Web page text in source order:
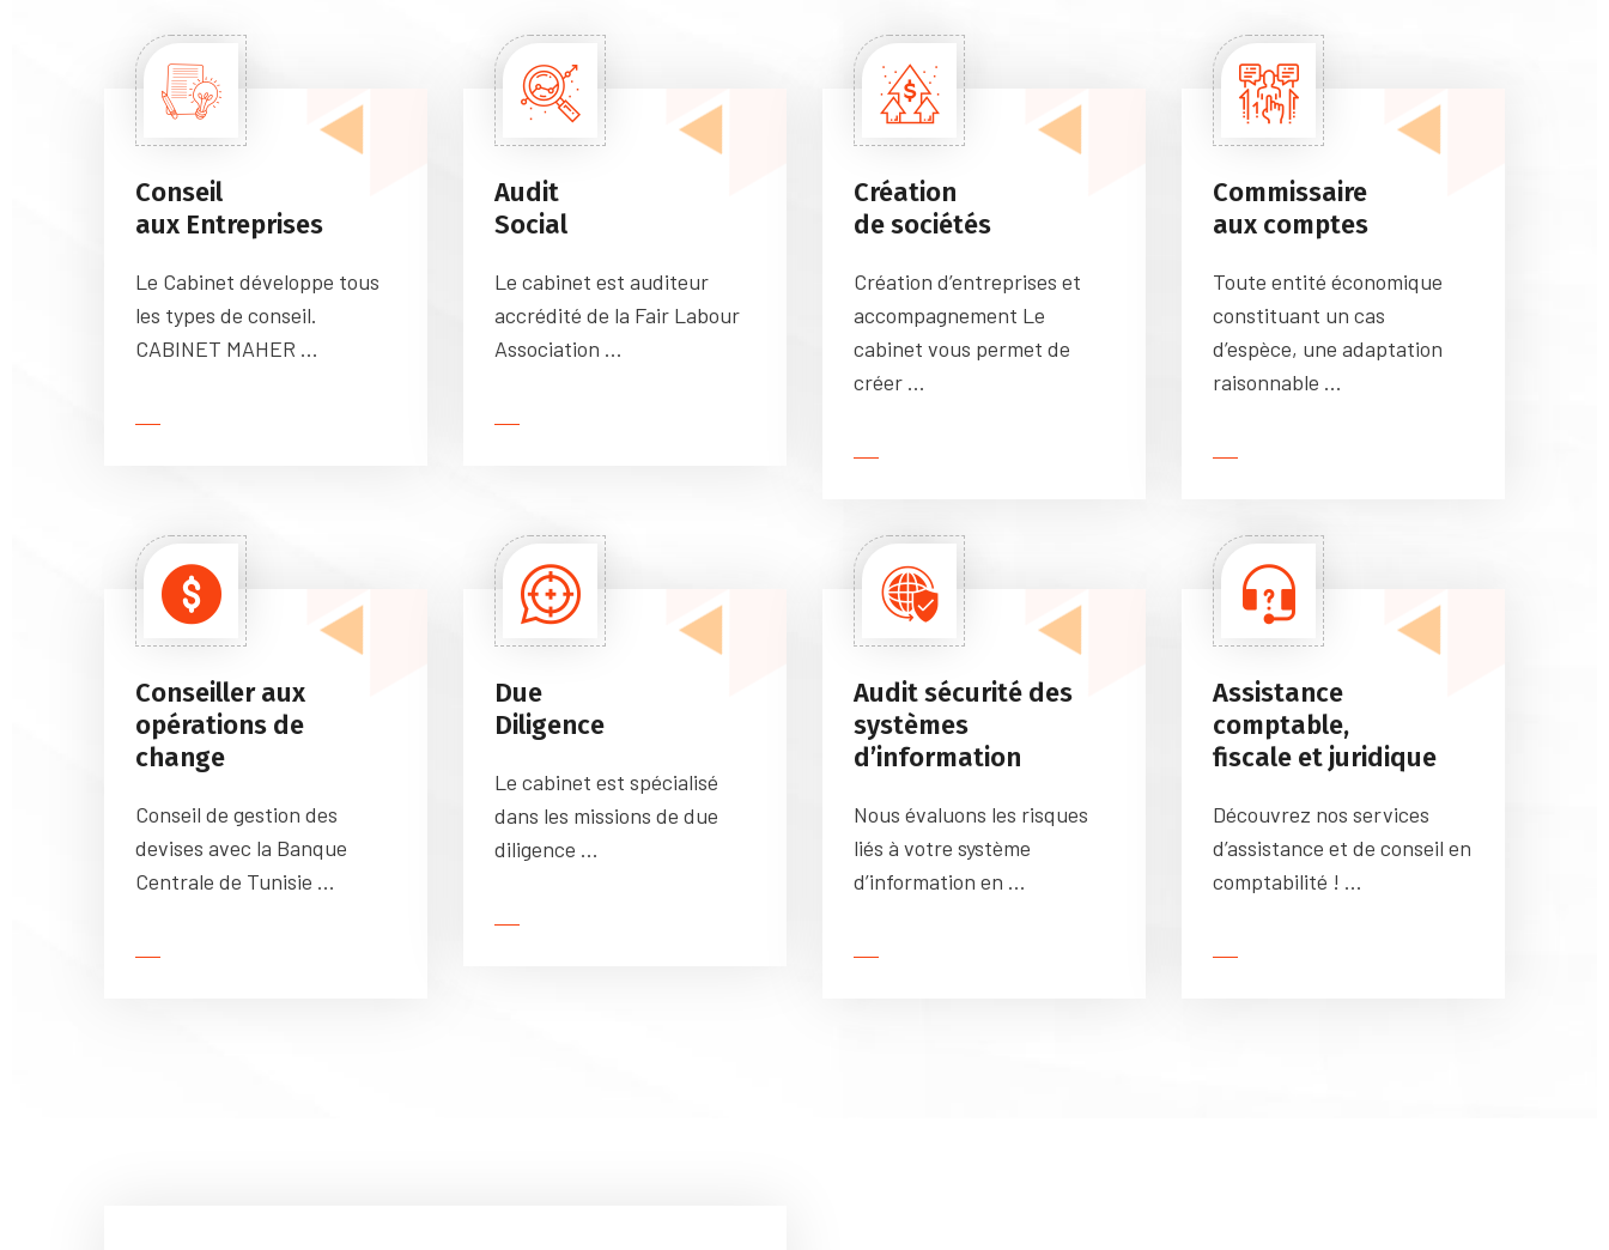
Conseil
aux Entreprises
Le Cabinet développe tous
les types de conseil.
CABINET MAHER ...
Audit
Social
Le cabinet est auditeur
accrédité de la Fair Labour
Association ...
Création
de sociétés
Création d’entreprises et
accompagnement Le
cabinet vous permet de
créer ...
Commissaire
aux comptes
Toute entité économique
constituant un cas
d’espèce, une adaptation
raisonnable ...
Conseiller aux
opérations de
change
Conseil de gestion des
devises avec la Banque
Centrale de Tunisie ...
Due
Diligence
Le cabinet est spécialisé
dans les missions de due
diligence ...
Audit sécurité des
systèmes
d’information
Nous évaluons les risques
liés à votre système
d’information en ...
Assistance
comptable,
fiscale et juridique
Découvrez nos services
d’assistance et de conseil en
comptabilité ! ...